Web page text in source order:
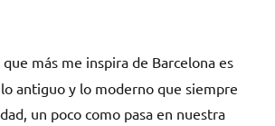
más me inspira de Barcelona es
antiguo y lo moderno que siempre
un poco como pasa en nuestra